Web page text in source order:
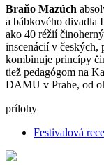
Braňo Mazúch
a bábkového divadla
ako 40 réžií
inscenácií v
kombinuje princípy
tiež pedagógom na
DAMU v Prahe, od
prílohy
Festivalová